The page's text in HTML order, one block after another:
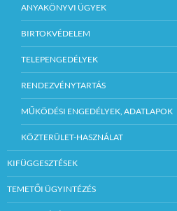
ANYAKÖNYVI ÜGYEK
BIRTOKVÉDELEM
TELEPENGEDÉLYEK
RENDEZVÉNYTARTÁS
MŰKÖDÉSI ENGEDÉLYEK, ADATLAPOK
KÖZTERÜLET-HASZNÁLAT
KIFÜGGESZTÉSEK
TEMETŐI ÜGYINTÉZÉS